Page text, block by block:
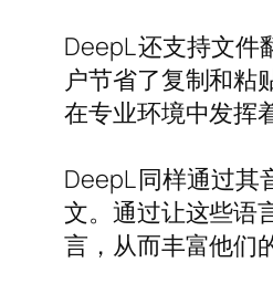
DeepL 还支持文件
户节省了复制和粘
在专业环境中发挥
DeepL 同样通过
文。通过让这些语
言，从而丰富他们